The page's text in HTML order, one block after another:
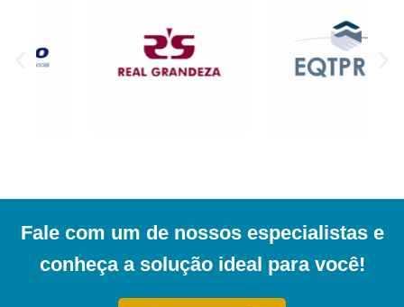
Fale com um de nossos especialistas e
conheça a solução ideal para você!